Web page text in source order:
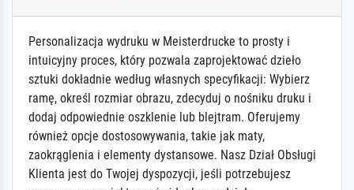
Personalizacja wydruku w Meisterdrucke to prosty i
intuicyjny proces, który pozwala zaprojektować dzieło
sztuki dokładnie według własnych specyfikacji: Wybierz
ramę, określ rozmiar obrazu, zdecyduj o nośniku druku i
dodaj odpowiednie oszklenie lub blejtram. Oferujemy
również opcje dostosowywania, takie jak maty,
zaokrąglenia i elementy dystansowe. Nasz Dział Obsługi
Klienta jest do Twojej dyspozycji, jeśli potrzebujesz